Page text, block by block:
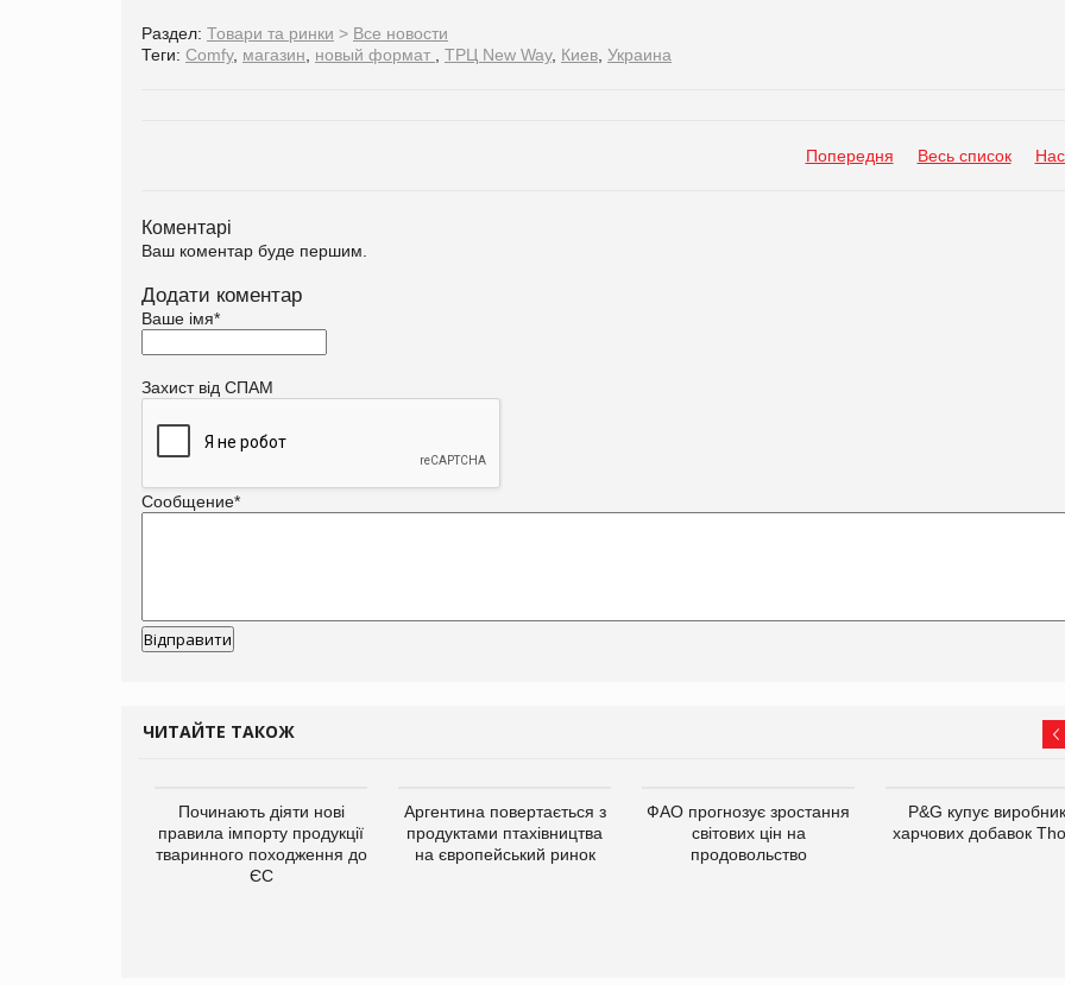
Раздел: Товари та ринки > Все новости
Теги: Comfy, магазин новый формат ТРЦ New Way, Киев Украина
Попередня Весь список
Коментарі
Ваш коментар буде першим.
Додати коментар
Ваше імя*
Захист від СПАМ
Сообщение*
ЧИТАЙТЕ ТАКОЖ
Починають діяти нові
правила імпорту продукції
тваринного походження до
ЄС
Аргентина повертається з
продуктами птахівництва
на європейський ринок
ФАО прогнозує зростання
світових цін на
продовольство
P&G купує
харчових добавок